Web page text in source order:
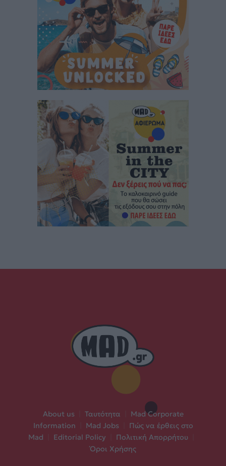
About us Ταυτότητα
Mad Corporate
Information
Mad Jobs
Πώς να έρθεις στο
Mad
Editorial Policy Πολιτική Απορρήτου
Όροι Χρήσης